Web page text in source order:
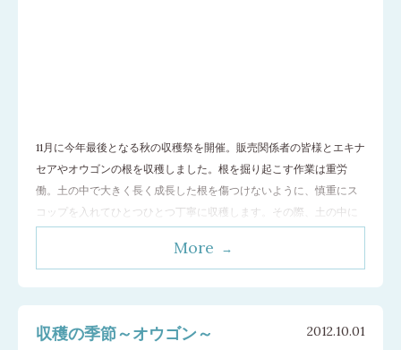
11月に今年最後となる秋の収穫祭を開催。販売関係者の皆様とエキナ
セアやオウゴンの根を収穫しました。根を掘り起こす作業は重労
働。土の中で大きく長く成長した根を傷つけないように、慎重にス
コップを入れてひとつひとつ丁寧に収穫します。その際、土の中に
ブを栽培するときに成長の邪魔になってしまうので、あまさず収穫
More
収穫の季節～オウゴン～ 2012.10.01